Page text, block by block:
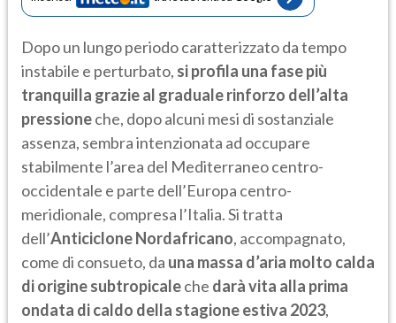
Dopo un lungo periodo caratterizzato da tempo
instabile e perturbato, si profila una fase più
tranquilla grazie al graduale rinforzo dell’alta
pressioneche, dopo alcuni mesi di sostanziale
assenza, sembra intenzionata ad occupare
stabilmente l’area del Mediterraneo centro-
occidentale e parte dell’Europa centro-
meridionale, compresa l’Italia. Si tratta
dell’Anticiclone Nordafricano, accompagnato,
come di consueto, da una massa d’aria molto calda
di origine subtropicaleche darà vita alla prima
ondata di caldo della stagione estiva 2023,